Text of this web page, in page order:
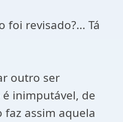
foi revisado?... Tá
outro ser
inimputável, de
faz assim aquela